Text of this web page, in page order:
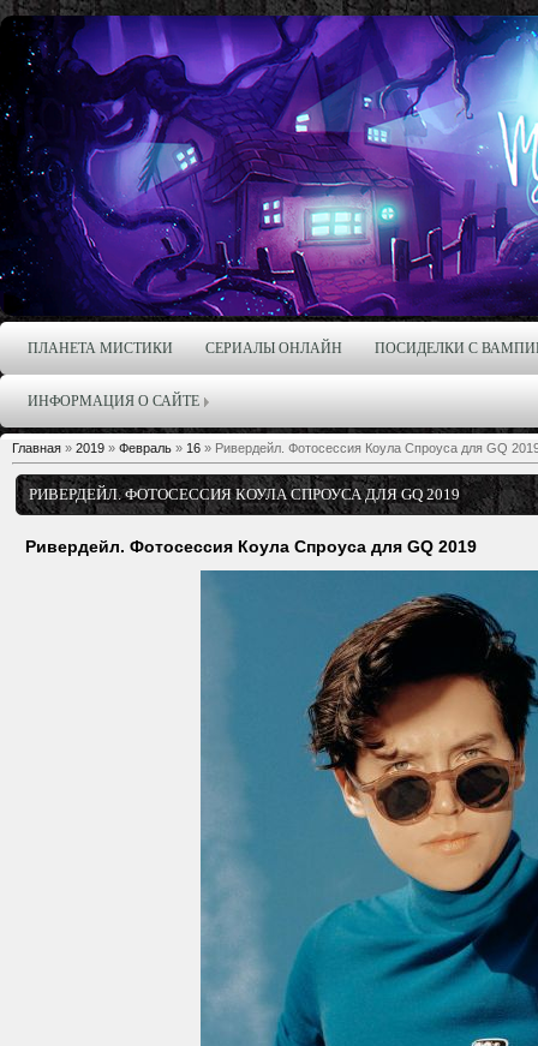
ПЛАНЕТА МИСТИКИ СЕРИАЛЫ ОНЛАЙН ПОСИДЕЛКИ С
ИНФОРМАЦИЯ О САЙТЕ
Главная » 2019 » Февраль » 16 » Ривердейл. Фотосессия Коула Спроуса для GQ
РИВЕРДЕЙЛ. ФОТОСЕССИЯ КОУЛА СПРОУСА ДЛЯ GQ 2019
Ривердейл. Фотосессия Коула Спроуса для GQ 2019